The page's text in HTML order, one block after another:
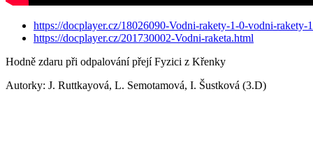
https://docplayer.cz/18026090-Vodni-rakety-1-0-vodni-rakety-
https://docplayer.cz/201730002-Vodni-raketa.html
Hodně zdaru při odpalování přejí Fyzici z Křenky
Autorky: J. Ruttkayová, L. Semotamová, I. Šustková (3.D)